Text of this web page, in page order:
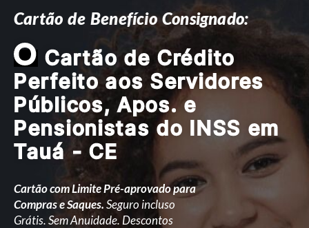
Cartão de Benefício Consignado:
O Cartão de Crédito
Perfeito aos Servidores
Públicos, Apos. e
Pensionistas do INSS em
Tauá - CE
Cartão com Limite Pré-aprovado para
Compras e Saques.Seguro incluso
Grátis. Sem Anuidade. Descontos